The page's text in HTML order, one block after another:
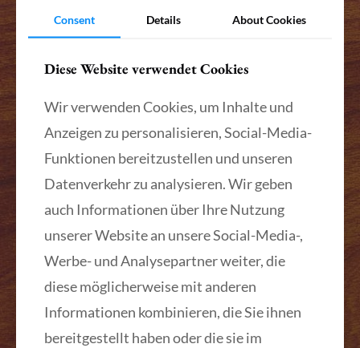
Beistelltisch Nr. 012
Mehr lesen
Consent Details About Cookies
Diese Website verwendet Cookies
Wir verwenden Cookies, um Inhalte und
Anzeigen zu personalisieren, Social-Media-
Funktionen bereitzustellen und unseren
Datenverkehr zu analysieren. Wir geben
auch Informationen über Ihre Nutzung
unserer Website an unsere Social-Media-,
Werbe- und Analysepartner weiter, die
diese möglicherweise mit anderen
Informationen kombinieren, die Sie ihnen
bereitgestellt haben oder die sie im